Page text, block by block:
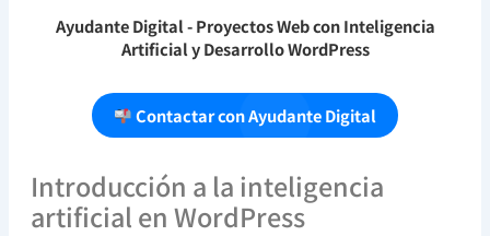
Ayudante Digital- Proyectos Web con Inteligencia
Artificial y Desarrollo WordPress
Contactar con Ayudante Digital
Introducción a la inteligencia
artificial en WordPress